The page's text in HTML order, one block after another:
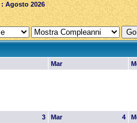
: Agosto 2026
Mar
3 4
Mar